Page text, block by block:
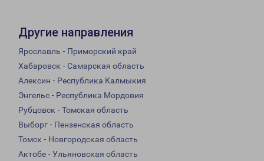
Другие направления
Ярославль - Приморский край
Хабаровск - Самарская область
Алексин - Республика Калмыкия
Энгельс - Республика Мордовия
Рубцовск - Томская область
Выборг - Пензенская область
Томск - Новгородская область
Актобе - Ульяновская область